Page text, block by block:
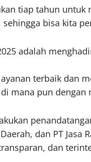
tiap tahun
bisa kita
adalah
terbaik dan
mana pun dengan
dan PT
dan